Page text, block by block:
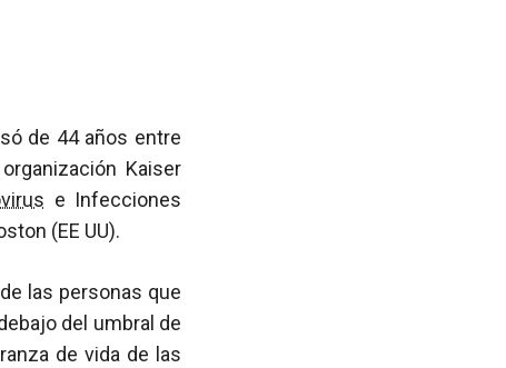
de 44 años entre
Kaiser
e Infecciones
(EE UU).
las personas que
del umbral de
de vida de las